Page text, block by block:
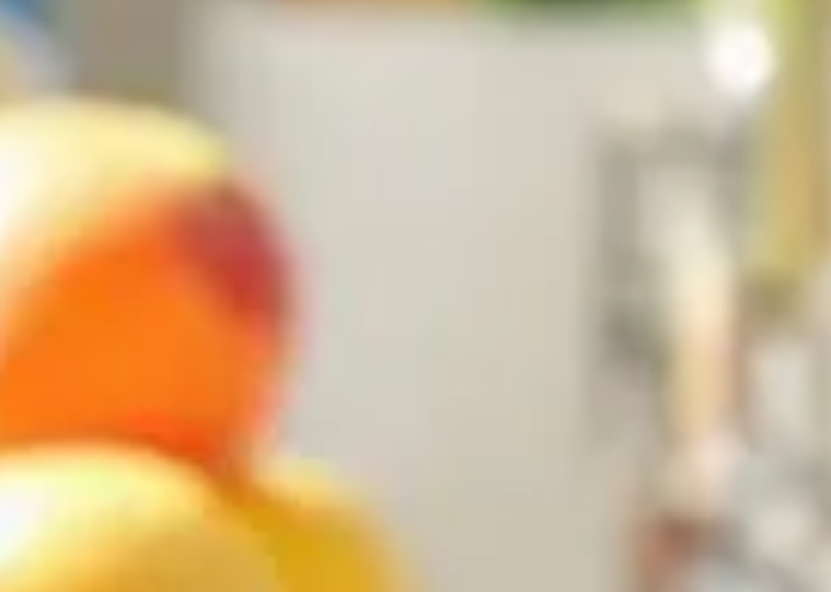
de nulle part, s'invitant sans prévenir. Vous vous demandez comment chasser ces intrus indésirables
définitivement. Heureusement, des astuces simples et naturelles existent pour reprendre le contrôle
votre cuisine